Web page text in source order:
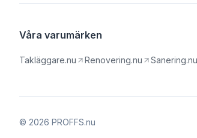
Våra varumärken
Takläggare.nu Renovering.nu Sanering.nu
© 2026 PROFFS.nu